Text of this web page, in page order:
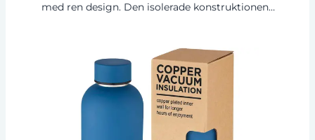
med ren design. Den isolerade konstruktionen i
finishen gör den extra hållbar. BPA-fri, testad
och godkänd enligt tysk lagstiftning om
livsmedelssäkerhet (LFGB). Testad och godkänd
för ftalatinnehåll enligt REACH-förordningarna.
Volymkapacitet 500 ml. Handdisk
rekommenderas. Levereras i en återvunnen
presentförpackning av kartong.